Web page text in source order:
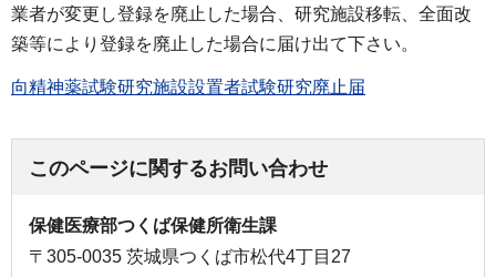
業者が変更し登録を廃止した場合、研究施設移転、全面改
築等により登録を廃止した場合に届け出て下さい。
向精神薬試験研究施設設置者試験研究廃止届
このページに関するお問い合わせ
保健医療部つくば保健所衛生課
〒305-0035 茨城県つくば市松代4丁目27